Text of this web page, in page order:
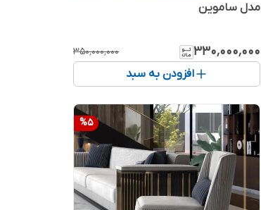
مدل ساموین
۳۳۰٬۰۰۰٬۰۰۰ ۳۵۰٬۰۰۰٬۰۰۰
افزودن به سبد
%5